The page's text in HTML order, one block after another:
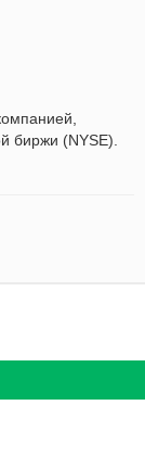
биржи (NYSE).